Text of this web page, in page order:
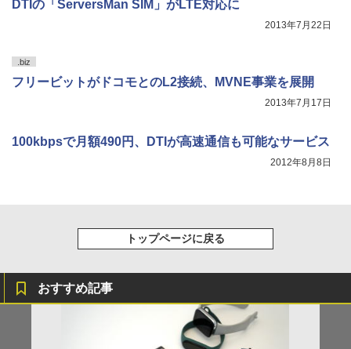
DTIの「ServersMan SIM」がLTE対応に
2013年7月22日
.biz
フリービットがドコモとのL2接続、MVNE事業を展開
2013年7月17日
100kbpsで月額490円、DTIが高速通信も可能なサービス
2012年8月8日
トップページに戻る
おすすめ記事